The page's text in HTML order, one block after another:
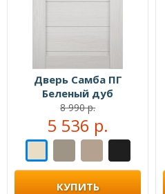
Дверь Самба ПГ
Беленый дуб
8 990 р.
5 536 р.
КУПИТЬ